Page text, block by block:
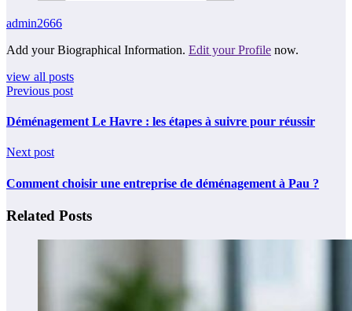
admin2666
Add your Biographical Information. Edit your Profile now.
view all posts
Previous post
Déménagement Le Havre : les étapes à suivre pour réussir
Next post
Comment choisir une entreprise de déménagement à Pau ?
Related Posts